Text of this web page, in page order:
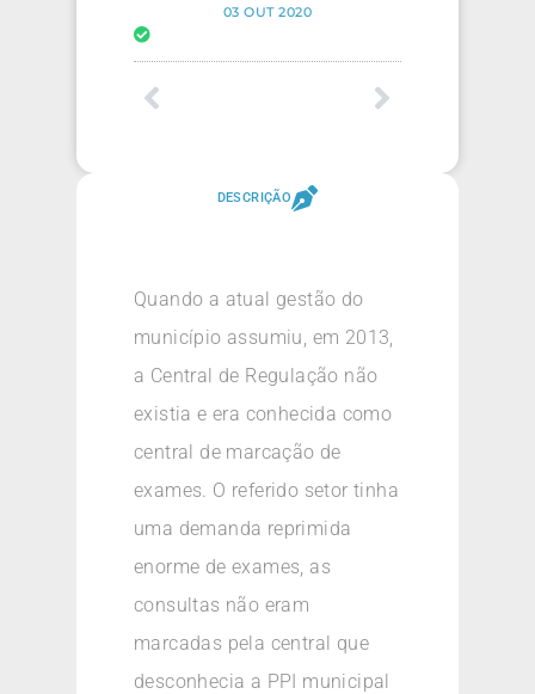
03 OUT 2020
DESCRIÇÃO
Quando a atual gestão do
município assumiu, em 2013,
a Central de Regulação não
existia e era conhecida como
central de marcação de
exames. O referido setor tinha
uma demanda reprimida
enorme de exames, as
consultas não eram
marcadas pela central que
desconhecia a PPI municipal